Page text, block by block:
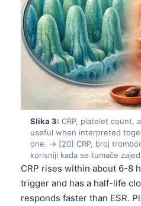
Slika 3: CRP, platelet count,
useful when interpreted
one. → [20] CRP, broj
korisniji kada se tumače
CRP rises within about 6-8
trigger and has a half-life
responds faster than ESR.